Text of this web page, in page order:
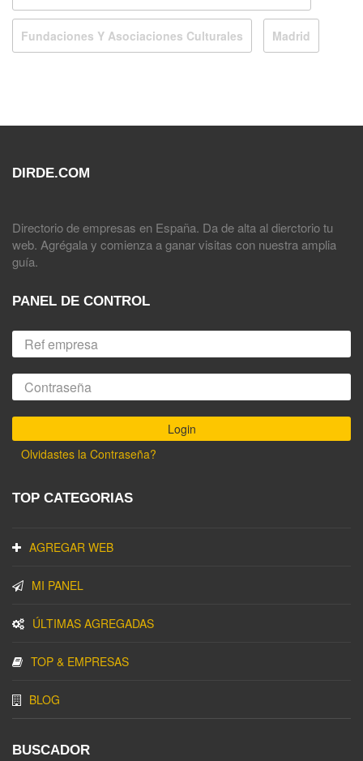
Fundaciones Y Asociaciones Culturales Madrid
DIRDE.COM
Directorio de empresas en España. Da de alta al dierctorio tu
web. Agrégala y comienza a ganar visitas con nuestra amplia
guía.
PANEL DE CONTROL
Olvidastes la Contraseña?
TOP CATEGORIAS
AGREGAR WEB
MI PANEL
ÚLTIMAS AGREGADAS
TOP & EMPRESAS
BLOG
BUSCADOR